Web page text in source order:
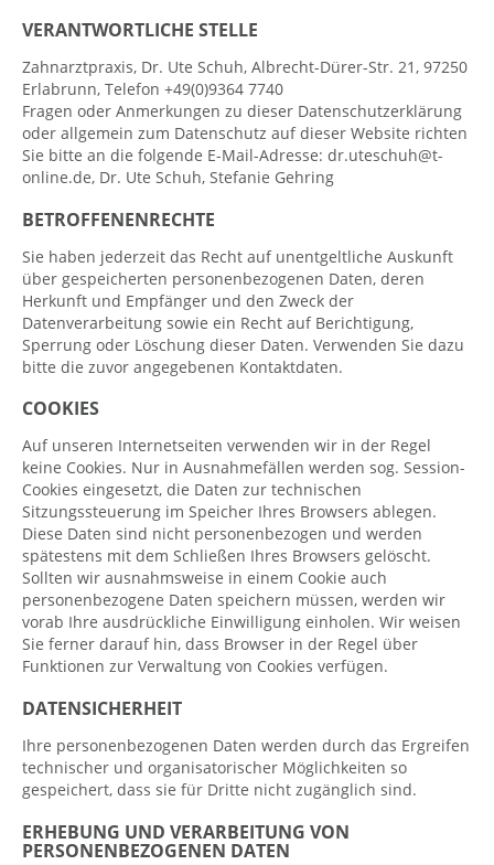
VERANTWORTLICHE STELLE
Zahnarztpraxis, Dr. Ute Schuh, Albrecht-Dürer-Str. 21, 97250
Erlabrunn, Telefon +49(0)9364 7740
Fragen oder Anmerkungen zu dieser Datenschutzerklärung
oder allgemein zum Datenschutz auf dieser Website richten
Sie bitte an die folgende E-Mail-Adresse: dr.uteschuh@t-
online.de, Dr. Ute Schuh, Stefanie Gehring
BETROFFENENRECHTE
Sie haben jederzeit das Recht auf unentgeltliche Auskunft
über gespeicherten personenbezogenen Daten, deren
Herkunft und Empfänger und den Zweck der
Datenverarbeitung sowie ein Recht auf Berichtigung,
Sperrung oder Löschung dieser Daten. Verwenden Sie dazu
bitte die zuvor angegebenen Kontaktdaten.
COOKIES
Auf unseren Internetseiten verwenden wir in der Regel
keine Cookies. Nur in Ausnahmefällen werden sog. Session-
Cookies eingesetzt, die Daten zur technischen
Sitzungssteuerung im Speicher Ihres Browsers ablegen.
Diese Daten sind nicht personenbezogen und werden
spätestens mit dem Schließen Ihres Browsers gelöscht.
Sollten wir ausnahmsweise in einem Cookie auch
personenbezogene Daten speichern müssen, werden wir
vorab Ihre ausdrückliche Einwilligung einholen. Wir weisen
Sie ferner darauf hin, dass Browser in der Regel über
Funktionen zur Verwaltung von Cookies verfügen.
DATENSICHERHEIT
Ihre personenbezogenen Daten werden durch das Ergreifen
technischer und organisatorischer Möglichkeiten so
gespeichert, dass sie für Dritte nicht zugänglich sind.
ERHEBUNG UND VERARBEITUNG VON
PERSONENBEZOGENEN DATEN